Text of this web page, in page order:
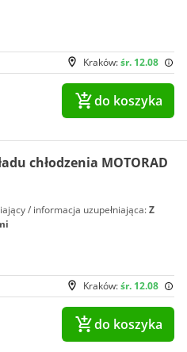
Kraków:śr. 12.08
do koszyka
chłodzenia MOTORAD
/ informacja uzupełniająca:Z
Kraków:śr. 12.08
do koszyka